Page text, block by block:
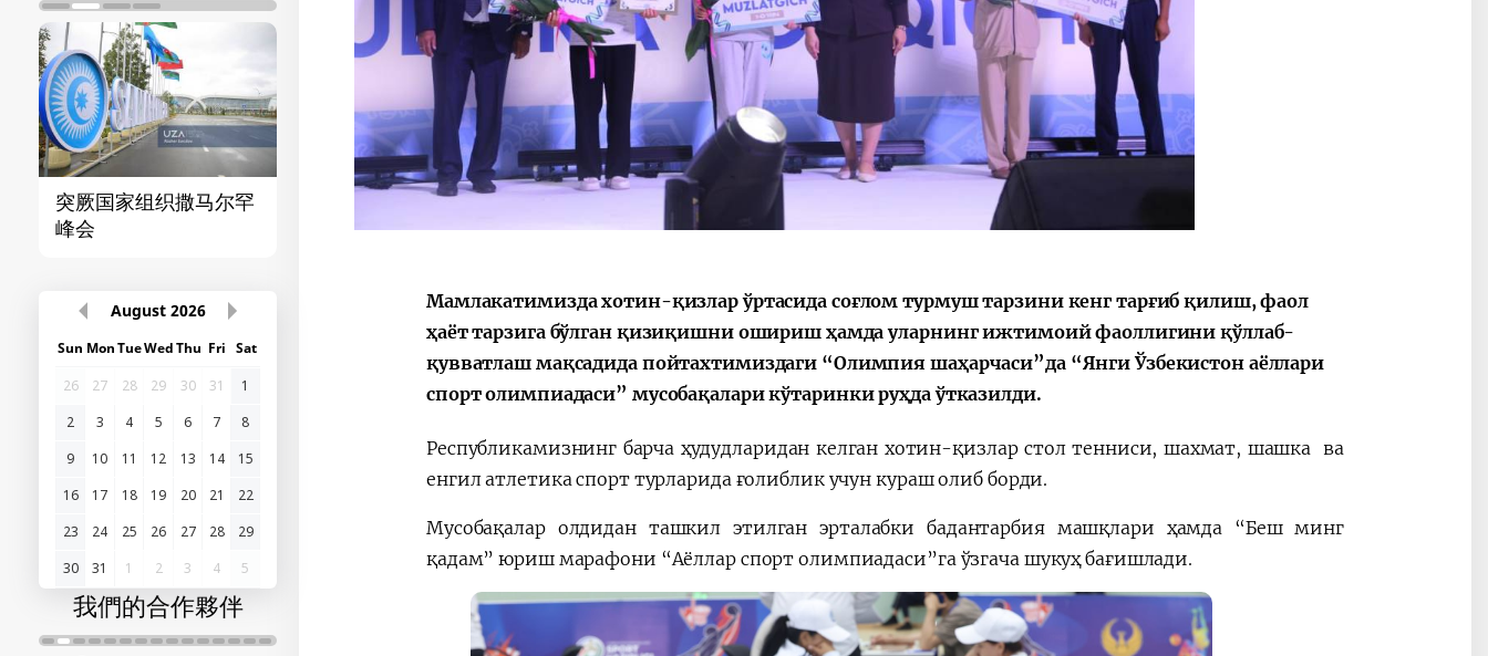
突厥国家组织撒马尔罕
峰会
首届“中国-中亚”峰会 宪法改革
August 2026
Sun MonTueWedThu Fri Sat
26
27 28 29 30 31
1
2
3 4 5 6 7
8
9
10 11 12 13 14
15
16
17 18 19 20 21
22
23
24 25 26 27 28
29
30
31 1 2 3 4 5
我們的合作夥伴
Мамлакатимизда хотин-қизлар ўртасида соғлом турмуш тарзини кенг тарғиб қилиш, фаол
ҳаёт тарзига бўлган қизиқишни ошириш ҳамда уларнинг ижтимоий фаоллигини қўллаб-
қувватлаш мақсадида пойтахтимиздаги “Олимпия шаҳарчаси”да “Янги Ўзбекистон аёллари
спорт олимпиадаси” мусобақалари кўтаринки руҳда ўтказилди.
Республикамизнинг барча ҳудудларидан келган хотин-қизлар стол тенниси, шахмат, шашка ва
енгил атлетика спорт турларида ғолиблик учун кураш олиб борди.
Мусобақалар олдидан ташкил этилган эрталабки бадантарбия машқлари ҳамда “Беш минг
қадам” юриш марафони “Аёллар спорт олимпиадаси”га ўзгача шукуҳ бағишлади.